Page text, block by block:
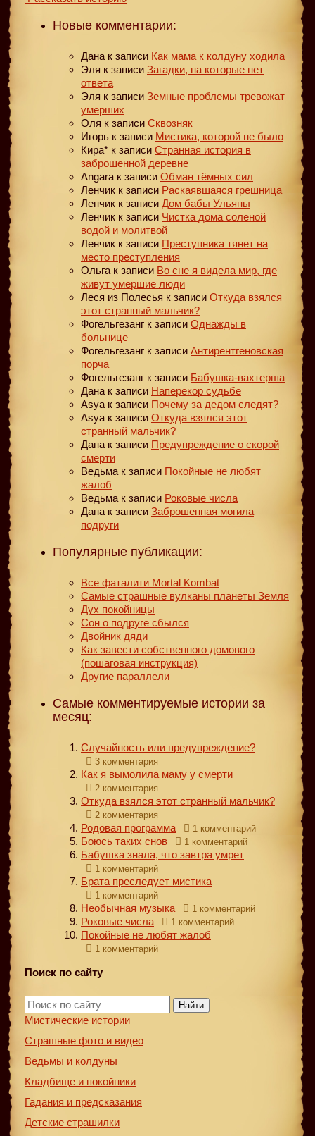
Новые комментарии:
Дана к записи Как мама к колдуну ходила
Эля к записи Загадки, на которые нет
ответа
Эля к записи Земные проблемы тревожат
умерших
Оля к записи Сквозняк
Игорь к записи Мистика, которой не было
Кира* к записи Странная история в
заброшенной деревне
Angara к записи Обман тёмных сил
Ленчик к записи Раскаявшаяся грешница
Ленчик к записи Дом бабы Ульяны
Ленчик к записи Чистка дома соленой
водой и молитвой
Ленчик к записи Преступника тянет на
место преступления
Ольга к записи Во сне я видела мир, где
живут умершие люди
Леся из Полесья к записи Откуда взялся
этот странный мальчик?
Фогельгезанг к записи Однажды в
больнице
Фогельгезанг к записи Антирентгеновская
порча
Фогельгезанг к записи Бабушка-вахтерша
Дана к записи Наперекор судьбе
Asya к записи Почему за дедом следят?
Asya к записи Откуда взялся этот
странный мальчик?
Дана к записи Предупреждение о скорой
смерти
Ведьма к записи Покойные не любят
жалоб
Ведьма к записи Роковые числа
Дана к записи Заброшенная могила
подруги
Популярные публикации:
Все фаталити Mortal Kombat
Самые страшные вулканы планеты Земля
Дух покойницы
Сон о подруге сбылся
Двойник дяди
Как завести собственного домового
(пошаговая инструкция)
Другие параллели
Самые комментируемые истории за
месяц:
Случайность или предупреждение?
3 комментария
Как я вымолила маму у смерти
2 комментария
Откуда взялся этот странный мальчик?
2 комментария
Родовая программа 1 комментарий
Боюсь таких снов 1 комментарий
Бабушка знала, что завтра умрет
1 комментарий
Брата преследует мистика
1 комментарий
Необычная музыка 1 комментарий
Роковые числа 1 комментарий
Покойные не любят жалоб
1 комментарий
Поиск по сайту
Найти
Мистические истории
Страшные фото и видео
Ведьмы и колдуны
Кладбище и покойники
Гадания и предсказания
Детские страшилки